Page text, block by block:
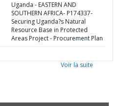
Uganda - EASTERN AND
SOUTHERN AFRICA- P174337-
Securing Uganda?s Natural
Resource Base in Protected
Areas Project - Procurement Plan
Voir la suite